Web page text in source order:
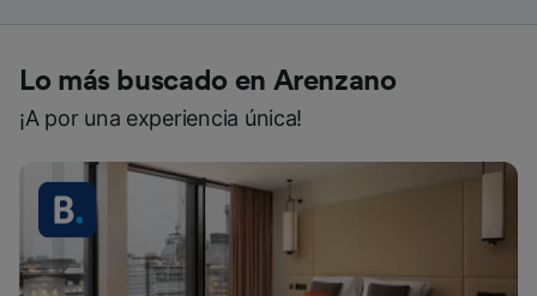
Lo más buscado en Arenzano
¡A por una experiencia única!